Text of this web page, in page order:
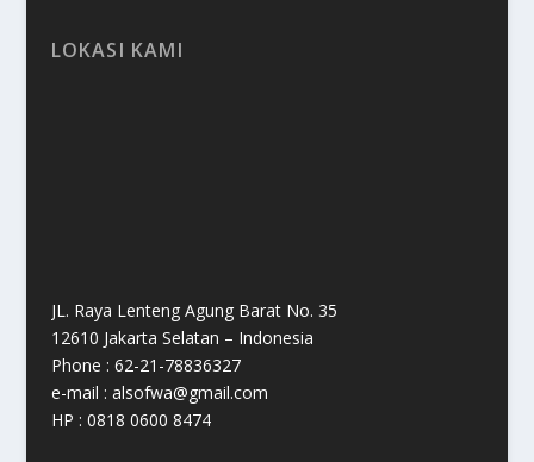
LOKASI KAMI
JL. Raya Lenteng Agung Barat No. 35
12610 Jakarta Selatan – Indonesia
Phone : 62-21-78836327
e-mail : alsofwa@gmail.com
HP : 0818 0600 8474